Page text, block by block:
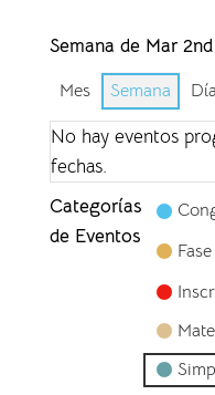
Semana de Mar 2nd
Mes Semana Día
No hay eventos
fechas.
Categorías
de Eventos